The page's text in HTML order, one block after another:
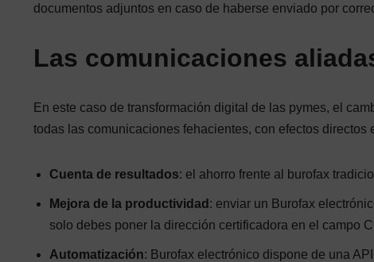
documentos adjuntos en caso de haberse enviado por
Las comunicaciones
En este caso de transformación digital de las pymes, el
todas las comunicaciones fehacientes, con efectos directos
Cuenta de resultados: el ahorro frente al burofax
Mejora de la productividad : enviar un Burofax
solo debes poner la dirección certificadora en el campo
Automatización: Burofax electrónico dispone de una